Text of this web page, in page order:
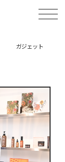
toggle
ガジェット